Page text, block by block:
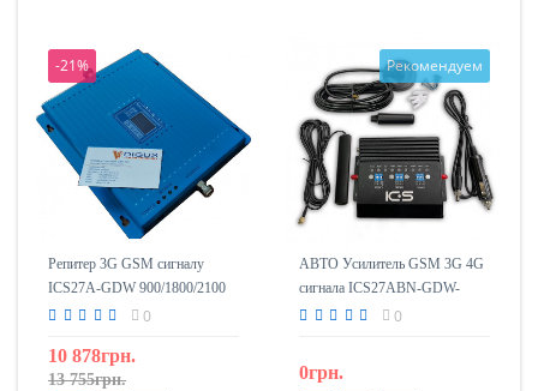
-21%
Репитер 3G GSM сигналу
ICS27A-GDW 900/1800/2100
0
10 878грн.
13 755грн.
Рекомендуем
АВТО Усилитель GSM 3G 4G
сигнала ICS27ABN-GDW-
transport (репитер)
0
0грн.